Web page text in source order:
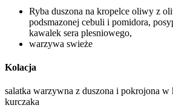
Ryba duszona na kropelce oliwy z
podsmazonej cebuli i pomidora,
kawalek sera plesniowego,
warzywa swieże
Kolacja
salatka warzywna z duszona i pokrojona w
kurczaka